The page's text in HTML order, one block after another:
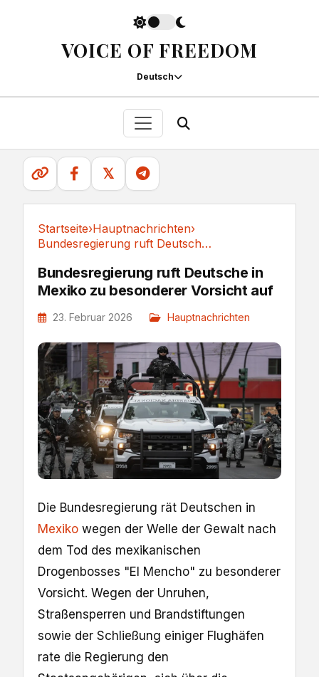
VOICE OF FREEDOM
Deutsch
𝕏
Startseite›Hauptnachrichten›
Bundesregierung ruft Deutsche in Mexiko zu...
Bundesregierung ruft Deutsche in
Mexiko zu besonderer Vorsicht auf
23. Februar 2026 Hauptnachrichten
Die Bundesregierung ​rät Deutschen in
Mexiko wegen der Welle der Gewalt nach
dem Tod des mexikanischen
Drogenbosses "El Mencho" zu besonderer
Vorsicht. ⁠Wegen der Unruhen,
Straßensperren und ​Brandstiftungen
sowie der Schließung einiger Flughäfen
rate die Regierung den